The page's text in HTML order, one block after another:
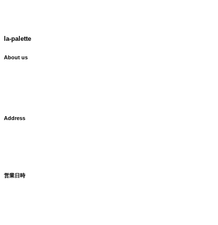
la-palette
About us
Address
営業日時